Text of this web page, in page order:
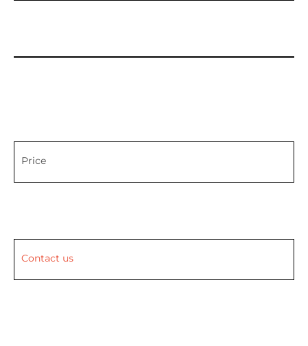
Price
Contact us